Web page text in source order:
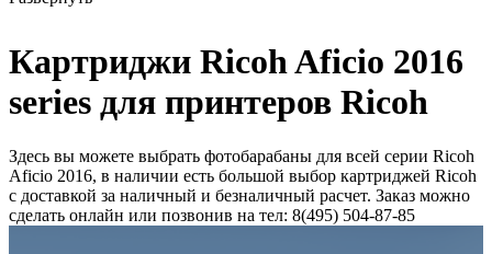
Картриджи Ricoh Aficio 2016
series для принтеров Ricoh
Здесь вы можете выбрать фотобарабаны для всей серии Ricoh
Aficio 2016, в наличии есть большой выбор картриджей Ricoh
с доставкой за наличный и безналичный расчет. Заказ можно
сделать онлайн или позвонив на тел: 8(495) 504-87-85